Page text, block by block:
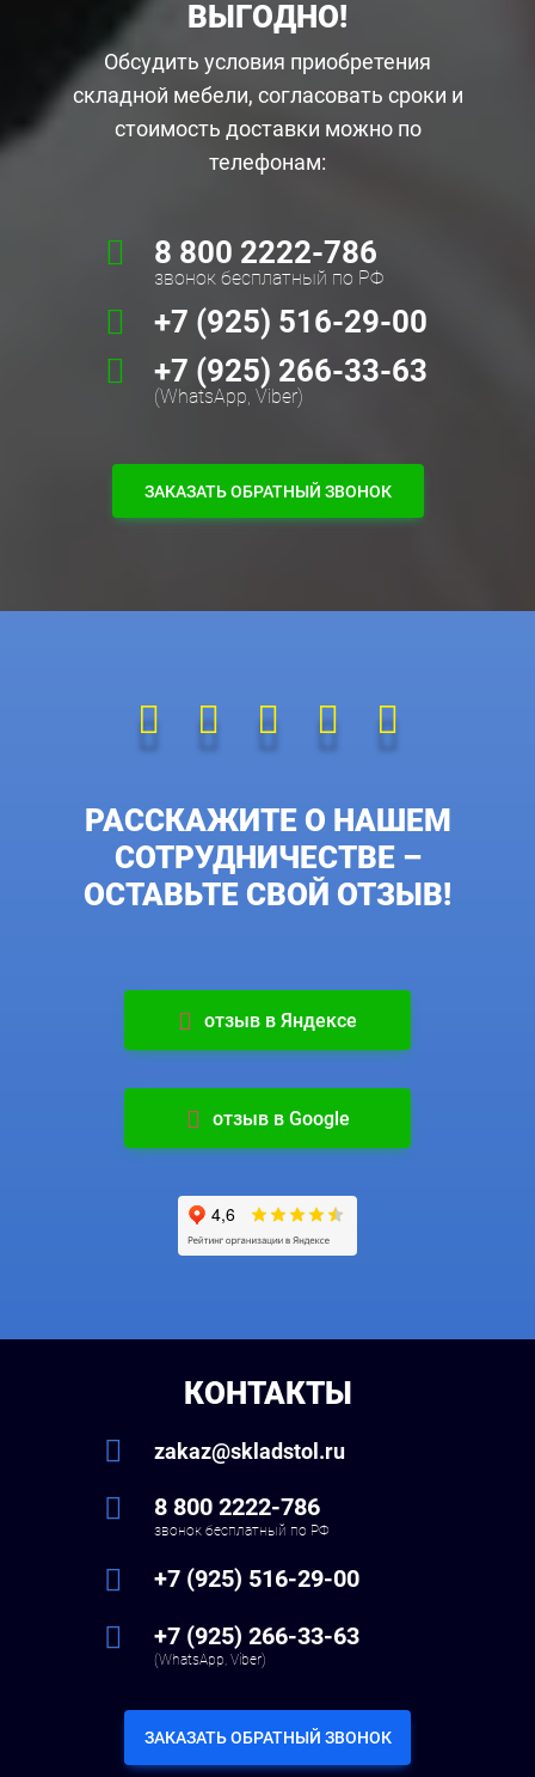
ВЫГОДНО!
Обсудить условия приобретения
складной мебели, согласовать сроки и
стоимость доставки можно по
телефонам:
8 800 2222-786
звонок бесплатный по РФ
+7 (925) 516-29-00
+7 (925) 266-33-63
(WhatsApp, Viber)
ЗАКАЗАТЬ ОБРАТНЫЙ ЗВОНОК
РАССКАЖИТЕ О НАШЕМ
СОТРУДНИЧЕСТВЕ –
ОСТАВЬТЕ СВОЙ ОТЗЫВ!
отзыв в Яндексе
отзыв в Google
КОНТАКТЫ
zakaz@skladstol.ru
8 800 2222-786
звонок бесплатный по РФ
+7 (925) 516-29-00
+7 (925) 266-33-63
(WhatsApp, Viber)
ЗАКАЗАТЬ ОБРАТНЫЙ ЗВОНОК